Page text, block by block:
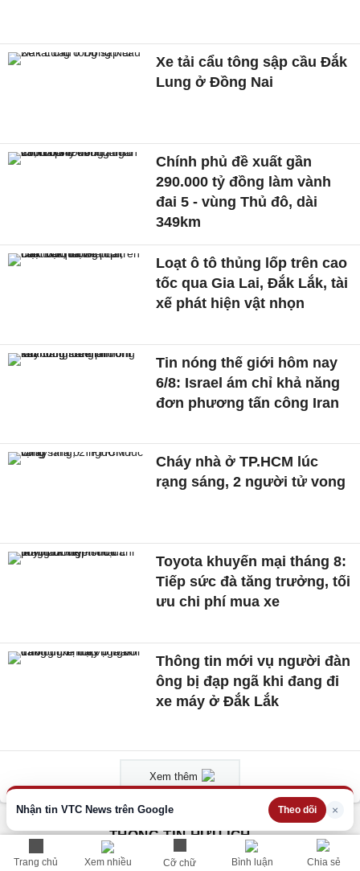
Trang chủ Xem nhiều Cỡ chữ Bình luận Chia sẻ
Nhận tin VTC News trên Google Theo dõi ×
Xe tải cẩu tông sập cầu Đắk
Lung ở Đồng Nai
Chính phủ đề xuất gần
290.000 tỷ đồng làm vành
đai 5 - vùng Thủ đô, dài
349km
Loạt ô tô thủng lốp trên cao
tốc qua Gia Lai, Đắk Lắk, tài
xế phát hiện vật nhọn
Tin nóng thế giới hôm nay
6/8: Israel ám chỉ khả năng
đơn phương tấn công Iran
Cháy nhà ở TP.HCM lúc
rạng sáng, 2 người tử vong
Toyota khuyến mại tháng 8:
Tiếp sức đà tăng trưởng, tối
ưu chi phí mua xe
Thông tin mới vụ người đàn
ông bị đạp ngã khi đang đi
xe máy ở Đắk Lắk
Xem thêm
THÔNG TIN HỮU ÍCH
Cập nhật nhanh các thông tin được quan tâm mỗi ngày